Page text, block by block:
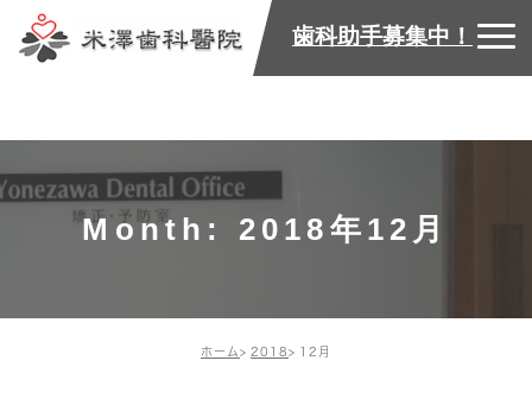
歯科助手募集中！
Month: 2018年12月
ホーム 2018 12月